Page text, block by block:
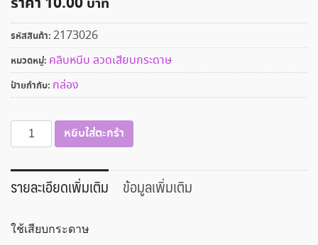
รหัสสินค้า: 2173026
หมวดหมู่: คลิบหนีบ ลวดเสียบกระดาษ
ป้ายกำกับ: กล่อง
จำนวน
ลวด
กระดาษ
ตรา
แบบ
หยิบใส่ตะกร้า
รายละเอียดเพิ่มเติม ข้อมูลเพิ่มเติม
ใช้เสียบกระดาษ